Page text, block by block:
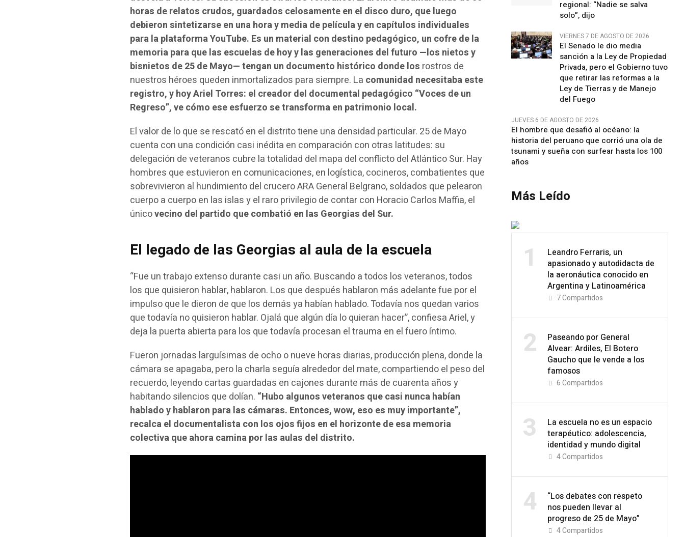
horas de relatos crudos, guardados celosamente en el disco duro, que luego
debieron sintetizarse en una hora y media de película y en capítulos individuales
para la plataforma YouTube. Es un material con destino pedagógico, un cofre de la
memoria para que las escuelas de hoy y las generaciones del futuro —los nietos y
bisnietos de 25 de Mayo— tengan un documento histórico donde los rostros de
nuestros héroes queden inmortalizados para siempre. La comunidad necesitaba este
registro, y hoy Ariel Torres: el creador del documental pedagógico “Voces de un
Regreso”, ve cómo ese esfuerzo se transforma en patrimonio local.
El valor de lo que se rescató en el distrito tiene una densidad particular. 25 de Mayo
cuenta con una condición casi inédita en comparación con otras latitudes: su
delegación de veteranos cubre la totalidad del mapa del conflicto del Atlántico Sur. Hay
hombres que estuvieron en comunicaciones, en logística, cocineros, combatientes que
sobrevivieron al hundimiento del crucero ARA General Belgrano, soldados que pelearon
cuerpo a cuerpo en las islas y el raro privilegio de contar con Horacio Carlos Maffia, el
únicovecino del partido que combatió en las Georgias del Sur.
El legado de las Georgias al aula de la escuela
“Fue un trabajo extenso durante casi un año. Buscando a todos los veteranos, todos
los que quisieron hablar, hablaron. Los que después hablaron más adelante fue por el
impulso que le dieron de que los demás ya habían hablado. Todavía nos quedan varios
que todavía no quisieron hablar. Ojalá que algún día lo quieran hacer”, confiesa Ariel, y
deja la puerta abierta para los que todavía procesan el trauma en el fuero íntimo.
Fueron jornadas larguísimas de ocho o nueve horas diarias, producción plena, donde la
cámara se apagaba, pero la charla seguía alrededor del mate, compartiendo el peso del
recuerdo, leyendo cartas guardadas en cajones durante más de cuarenta años y
habitando silencios que dolían. “Hubo algunos veteranos que casi nunca habían
hablado y hablaron para las cámaras. Entonces, wow, eso es muy importante”,
recalca el documentalista con los ojos fijos en el horizonte de esa memoria
colectiva que ahora camina por las aulas del distrito.
regional: “Nadie se salva
solo”, dijo
VIERNES 7 DE AGOSTO DE 2026
El Senado le dio media
sanción a la Ley de Propiedad
Privada, pero el Gobierno tuvo
que retirar las reformas a la
Ley de Tierras y de Manejo
del Fuego
JUEVES 6 DE AGOSTO DE 2026
El hombre que desafió al océano: la
historia del peruano que corrió una ola de
tsunami y sueña con surfear hasta los 100
años
Más Leído
1
Leandro Ferraris, un
apasionado y autodidacta de
la aeronáutica conocido en
Argentina y Latinoamérica
7Compartidos
2
Paseando por General
Alvear: Ardiles, El Botero
Gaucho que le vende a los
famosos
6Compartidos
3
La escuela no es un espacio
terapéutico: adolescencia,
identidad y mundo digital
4Compartidos
4
“Los debates con respeto
nos pueden llevar al
progreso de 25 de Mayo”
4Compartidos